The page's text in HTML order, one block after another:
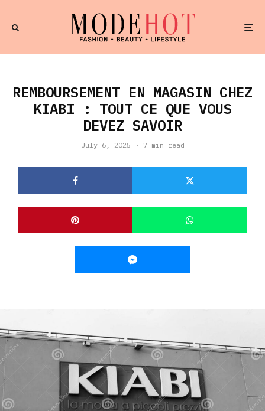
REMBOURSEMENT EN MAGASIN CHEZ
KIABI : TOUT CE QUE VOUS
DEVEZ SAVOIR
July 6, 2025 · 7 min read